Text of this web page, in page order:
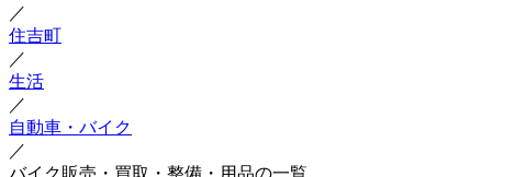
／
住吉町
／
生活
／
自動車・バイク
／
バイク販売・買取・整備・用品の一覧